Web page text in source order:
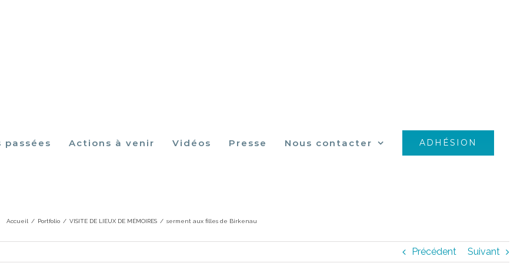
passées Actions à venir Vidéos Presse Nous contacter ADHÉSION
Accueil / Portfolio / VISITE DE LIEUX DE MÉMOIRES / serment aux filles de Birkenau
Précédent Suivant